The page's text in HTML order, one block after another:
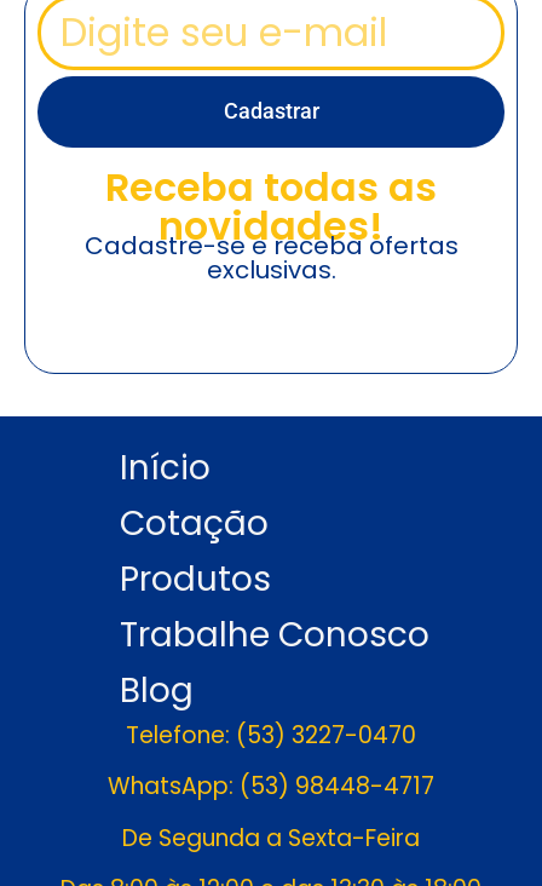
Cadastrar
Receba todas as
novidades!
Cadastre-se e receba ofertas
exclusivas.
Início
Cotação
Produtos
Trabalhe Conosco
Blog
Telefone: (53) 3227-0470
WhatsApp: (53) 98448-4717
De Segunda a Sexta-Feira